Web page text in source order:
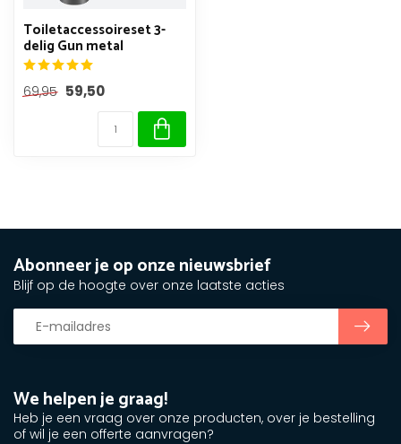
Toiletaccessoireset 3-
delig Gun metal
69,95 59,50
We helpen je graag!
Heb je een vraag over onze producten, over je bestelling
of wil je een offerte aanvragen?
Abonneer je op onze nieuwsbrief
Blijf op de hoogte over onze laatste acties